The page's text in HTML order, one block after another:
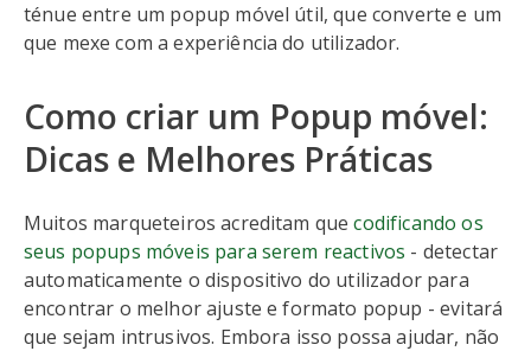
ténue entre um popup móvel útil, que converte e um
que mexe com a experiência do utilizador.
Como criar um Popup móvel:
Dicas e Melhores Práticas
Muitos marqueteiros acreditam quecodificando os
seus popups móveis para serem reactivos - detectar
automaticamente o dispositivo do utilizador para
encontrar o melhor ajuste e formato popup - evitará
que sejam intrusivos. Embora isso possa ajudar, não